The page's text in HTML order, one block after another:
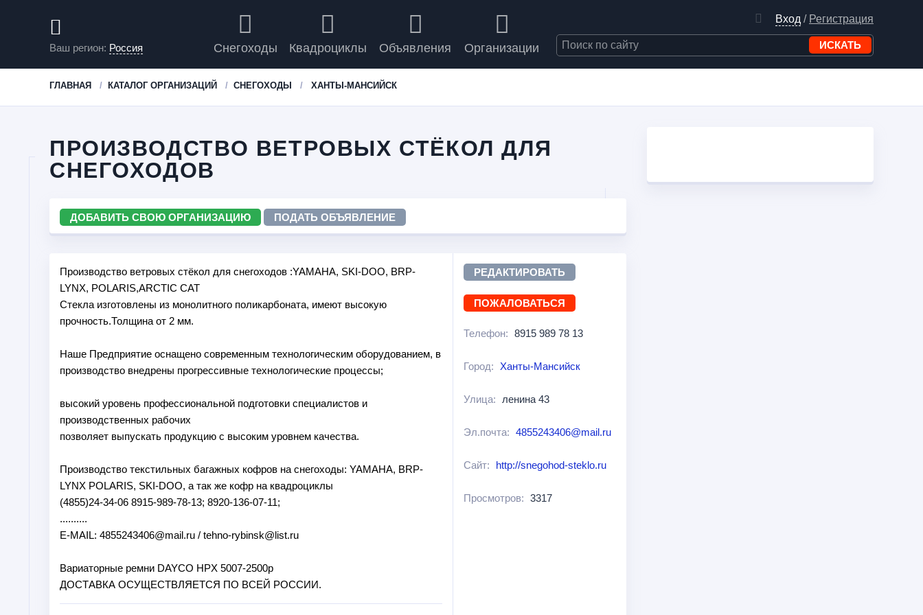
Ваш регион: Россия
Вход / Регистрация
Снегоходы Квадроциклы Объявления Организации
ГЛАВНАЯ КАТАЛОГ ОРГАНИЗАЦИЙ СНЕГОХОДЫ ХАНТЫ-МАНСИЙСК
ПРОИЗВОДСТВО ВЕТРОВЫХ СТЁКОЛ ДЛЯ
СНЕГОХОДОВ
ДОБАВИТЬ СВОЮ ОРГАНИЗАЦИЮ ПОДАТЬ ОБЪЯВЛЕНИЕ
Производство ветровых стёкол для снегоходов :YAMAHA, SKI-DOO, BRP-
LYNX, POLARIS,ARCTIC CAT
Стекла изготовлены из монолитного поликарбоната, имеют высокую
прочность.Толщина от 2 мм.
Наше Предприятие оснащено современным технологическим оборудованием, в
производство внедрены прогрессивные технологические процессы;
высокий уровень профессиональной подготовки специалистов и
производственных рабочих
позволяет выпускать продукцию с высоким уровнем качества.
Производство текстильных багажных кофров на снегоходы: YAMAHA, BRP-
LYNX POLARIS, SKI-DOO, а так же кофр на квадроциклы
(4855)24-34-06 8915-989-78-13; 8920-136-07-11;
..........
E-MAIL: 4855243406@mail.ru / tehno-rybinsk@list.ru
Вариаторные ремни DAYCO HPX 5007-2500р
ДОСТАВКА ОСУЩЕСТВЛЯЕТСЯ ПО ВСЕЙ РОССИИ.
РЕДАКТИРОВАТЬ
ПОЖАЛОВАТЬСЯ
Телефон: 8915 989 78 13
Город: Ханты-Мансийск
Улица: ленина 43
Эл.почта: 4855243406@mail.ru
Сайт: http://snegohod-steklo.ru
Просмотров: 3317